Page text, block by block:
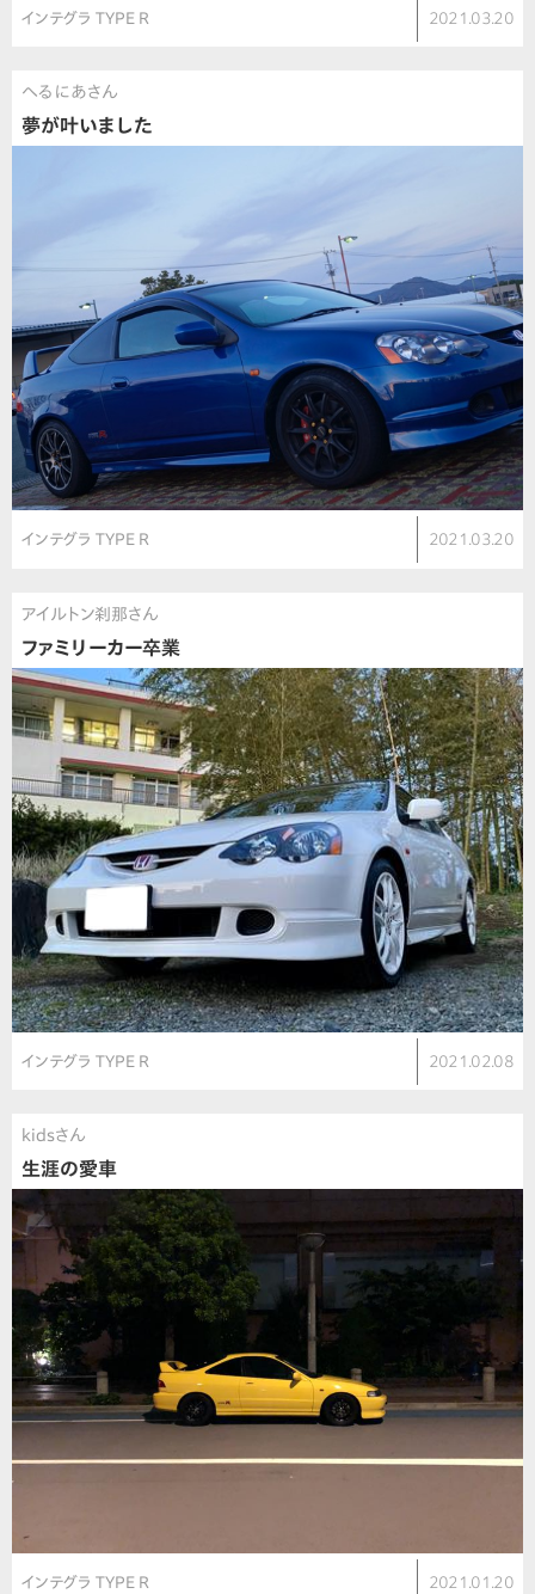
インテグラ TYPE R 2021.03.20
へるにあさん
夢が叶いました
インテグラ TYPE R 2021.03.20
アイルトン刹那さん
ファミリーカー卒業
インテグラ TYPE R 2021.02.08
kidsさん
生涯の愛車
インテグラ TYPE R 2021.01.20